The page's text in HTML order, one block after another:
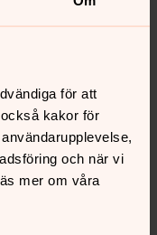
för att
kakor för
och när vi
mer om våra